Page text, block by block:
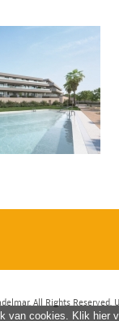
All Rights Reserved.
van cookies. Klik hier